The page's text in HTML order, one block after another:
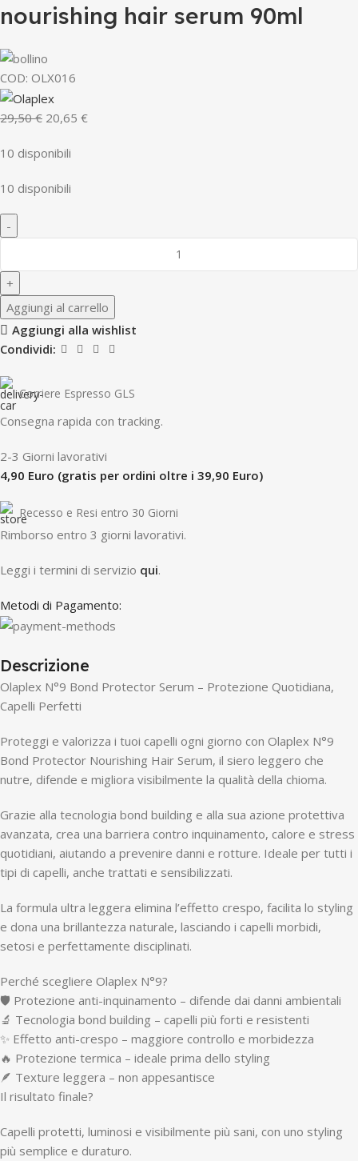
nourishing hair serum 90ml
COD: OLX016
29,50€ 20,65 €
10 disponibili
10 disponibili
Aggiungi al carrello
Aggiungi alla wishlist
Condividi:
Corriere Espresso GLS
Consegna rapida con tracking.
2-3 Giorni lavorativi
4,90 Euro (gratis per ordini oltre i 39,90 Euro)
Recesso e Resi entro 30 Giorni
Rimborso entro 3 giorni lavorativi.
Leggi i termini di servizio qui.
Metodi di Pagamento:
Descrizione
Olaplex N°9 Bond Protector Serum – Protezione Quotidiana,
Capelli Perfetti
Proteggi e valorizza i tuoi capelli ogni giorno con Olaplex N°9
Bond Protector Nourishing Hair Serum, il siero leggero che
nutre, difende e migliora visibilmente la qualità della chioma.
Grazie alla tecnologia bond building e alla sua azione protettiva
avanzata, crea una barriera contro inquinamento, calore e stress
quotidiani, aiutando a prevenire danni e rotture. Ideale per tutti i
tipi di capelli, anche trattati e sensibilizzati.
La formula ultra leggera elimina l’effetto crespo, facilita lo styling
e dona una brillantezza naturale, lasciando i capelli morbidi,
setosi e perfettamente disciplinati.
Perché scegliere Olaplex N°9?
🛡️ Protezione anti-inquinamento – difende dai danni ambientali
🔬 Tecnologia bond building – capelli più forti e resistenti
✨ Effetto anti-crespo – maggiore controllo e morbidezza
🔥 Protezione termica – ideale prima dello styling
🪶 Texture leggera – non appesantisce
Il risultato finale?
Capelli protetti, luminosi e visibilmente più sani, con uno styling
più semplice e duraturo.